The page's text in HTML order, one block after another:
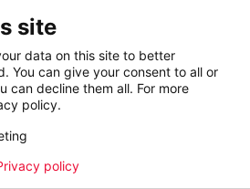
Contact
conforme
site
data on this site to better
You can give your consent to all or
can decline them all. For more
policy.
policy